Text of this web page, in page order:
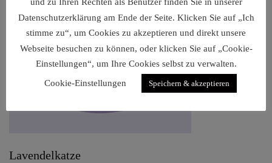
Lavendelkatze
Datenschutzerklärung am Ende der Seite. Klicken Sie auf „Ich
stimme zu“, um Cookies zu akzeptieren und direkt unsere
Webseite besuchen zu können, oder klicken Sie auf „Cookie-
Einstellungen“, um Ihre Cookies selbst zu verwalten.
Cookie-Einstellungen
Speichern & akzeptieren